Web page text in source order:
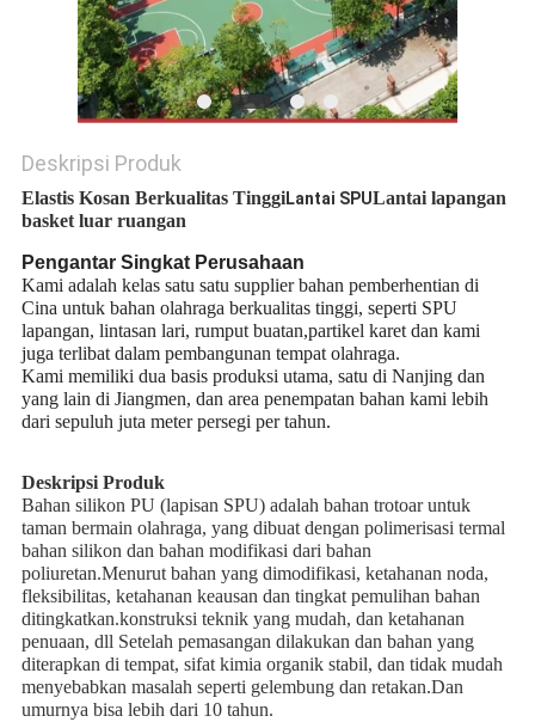
Deskripsi Produk
Elastis Kosan Berkualitas TinggiLantai SPULantai lapangan
basket luar ruangan
Pengantar Singkat Perusahaan
Kami adalah kelas satu satu supplier bahan pemberhentian di
Cina untuk bahan olahraga berkualitas tinggi, seperti SPU
lapangan, lintasan lari, rumput buatan,partikel karet dan kami
juga terlibat dalam pembangunan tempat olahraga.
Kami memiliki dua basis produksi utama, satu di Nanjing dan
yang lain di Jiangmen, dan area penempatan bahan kami lebih
dari sepuluh juta meter persegi per tahun.
Deskripsi Produk
Bahan silikon PU (lapisan SPU) adalah bahan trotoar untuk
taman bermain olahraga, yang dibuat dengan polimerisasi termal
bahan silikon dan bahan modifikasi dari bahan
poliuretan.Menurut bahan yang dimodifikasi, ketahanan noda,
fleksibilitas, ketahanan keausan dan tingkat pemulihan bahan
ditingkatkan.konstruksi teknik yang mudah, dan ketahanan
penuaan, dll Setelah pemasangan dilakukan dan bahan yang
diterapkan di tempat, sifat kimia organik stabil, dan tidak mudah
menyebabkan masalah seperti gelembung dan retakan.Dan
umurnya bisa lebih dari 10 tahun.